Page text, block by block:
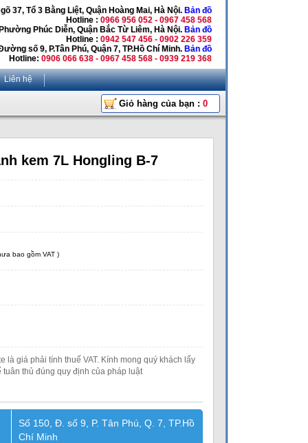
37, Tổ 3 Bằng Liệt, Quận Hoàng Mai, Hà Nội. Bản đồ
Hotline : 0966 956 052 - 0967 458 568
Phúc Diễn, Quận Bắc Từ Liêm, Hà Nội. Bản đồ
Hotline : 0942 547 456 - 0902 226 359
số 9, P.Tân Phú, Quận 7, TP.Hồ Chí Minh. Bản đồ
Hotline: 0906 066 638 - 0967 458 568 - 0939 219 368
Liên hệ
Giỏ hàng của bạn : 0
kem 7L Hongling B-7
bao gồm VAT )
là giá phải tính thuế VAT. Kính mong quý khách lấy
thủ đúng quy định của pháp luật
Số 150, Đ. số 9, P. Tân Phú, Q. 7, TP.Hồ
Chí Minh